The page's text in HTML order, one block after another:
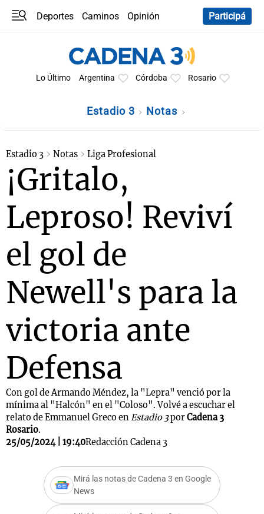
Deportes Caminos
Opinión
Participá
Lo Último Argentina Córdoba Rosario
Estadio 3 Notas
Estadio 3 Notas Liga Profesional
¡Gritalo,
Leproso! Reviví
el gol de
Newell's para la
victoria ante
Defensa
Con gol de Armando Méndez, la "Lepra" venció por la
mínima al "Halcón" en el "Coloso". Volvé a escuchar el
relato de Emmanuel Greco enEstadio 3porCadena 3
Rosario.
25/05/2024 | 19:40Redacción Cadena 3
Mirá las notas de Cadena 3 en Google
News